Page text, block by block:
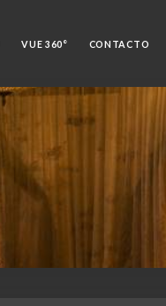
VUE 360° CONTACTO